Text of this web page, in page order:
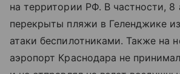
на территории РФ. В частности, 8
перекрыты пляжи в Геленджике
атаки беспилотниками. Также на
аэропорт Краснодара не